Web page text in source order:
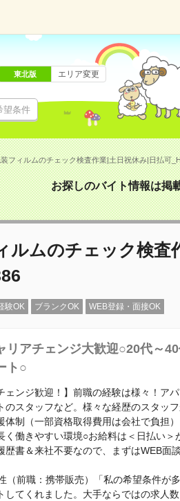
望条件
東北版 エリア変更
フィルムのチェック検査作業|土日祝休み|日払可
お探しのバイト情報は掲
ルムのチェック検査
験OK ブランクOK WEB登録・面接OK
リアチェンジ大歓迎○20代～
ト○
ェンジ歓迎！】前職の経験は様々！ア
のスタッフなど。様々な経歴のスタッ
体制（一部資格取得費用は会社で負担
く働きやすい環境○お給料は＜日払い
歴書＆来社不要なので、まずはWEB面
（前職：携帯販売）「私の希望条件が
してくれました。大手ならではの求人